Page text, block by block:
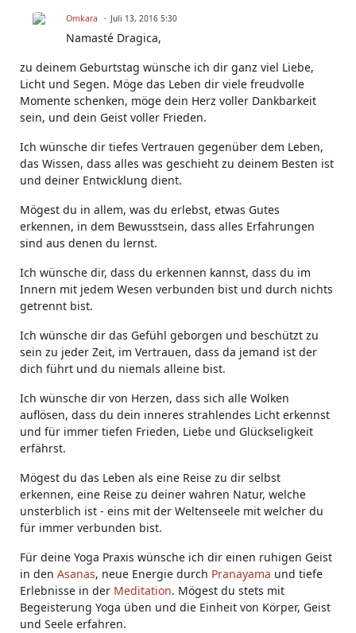
Omkara Juli 13, 2016 5:30
Namasté Dragica,
zu deinem Geburtstag wünsche ich dir ganz viel Liebe,
Licht und Segen. Möge das Leben dir viele freudvolle
Momente schenken, möge dein Herz voller Dankbarkeit
sein, und dein Geist voller Frieden.
Ich wünsche dir tiefes Vertrauen gegenüber dem Leben,
das Wissen, dass alles was geschieht zu deinem Besten ist
und deiner Entwicklung dient.
Mögest du in allem, was du erlebst, etwas Gutes
erkennen, in dem Bewusstsein, dass alles Erfahrungen
sind aus denen du lernst.
Ich wünsche dir, dass du erkennen kannst, dass du im
Innern mit jedem Wesen verbunden bist und durch nichts
getrennt bist.
Ich wünsche dir das Gefühl geborgen und beschützt zu
sein zu jeder Zeit, im Vertrauen, dass da jemand ist der
dich führt und du niemals alleine bist.
Ich wünsche dir von Herzen, dass sich alle Wolken
auflösen, dass du dein inneres strahlendes Licht erkennst
und für immer tiefen Frieden, Liebe und Glückseligkeit
erfährst.
Mögest du das Leben als eine Reise zu dir selbst
erkennen, eine Reise zu deiner wahren Natur, welche
unsterblich ist - eins mit der Weltenseele mit welcher du
für immer verbunden bist.
Für deine Yoga Praxis wünsche ich dir einen ruhigen Geist
in den Asanas, neue Energie durch Pranayama und tiefe
Erlebnisse in der Meditation. Mögest du stets mit
Begeisterung Yoga üben und die Einheit von Körper, Geist
und Seele erfahren.